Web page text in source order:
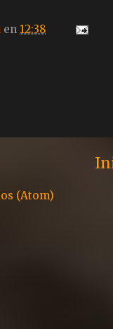
en 12:38
(Atom)